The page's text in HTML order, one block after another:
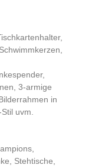
3-armige
in
uvm.
Stehtische,